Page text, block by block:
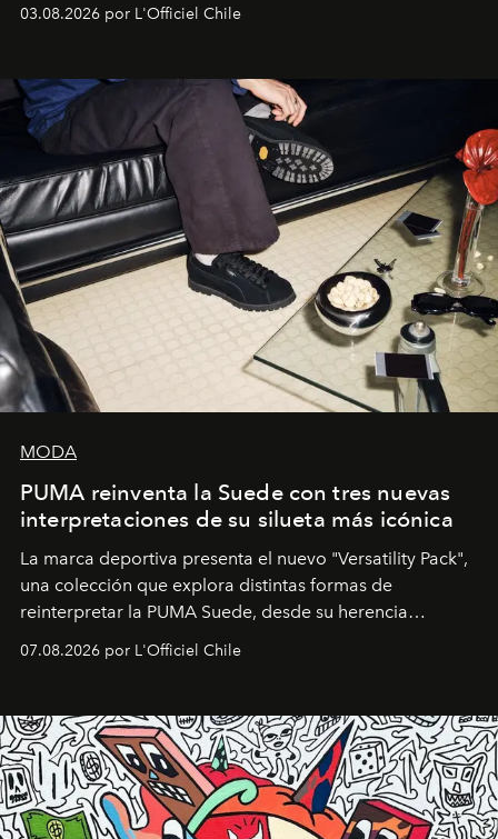
la asesora creativa y jefa de diseño global de la marca
y la filosofía detrás de la propuesta.
03.08.2026 por L'Officiel Chile
MODA
PUMA reinventa la Suede con tres nuevas
interpretaciones de su silueta más icónica
La marca deportiva presenta el nuevo "Versatility Pack",
una colección que explora distintas formas de
reinterpretar la PUMA Suede, desde su herencia
deportiva hasta una mirada moderna inspirada en el
diseño y el universo outdoor.
07.08.2026 por L'Officiel Chile